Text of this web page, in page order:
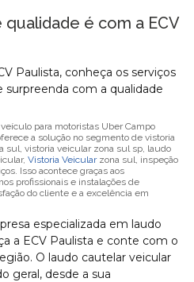
é com a ECV
Paulista, conheça os serviços
com a qualidade
para motoristas Uber Campo
a solução no segmento de vistoria
sul, vistoria veicular zona sul sp, laudo
Vistoria Veicularzona sul, inspeção
Isso acontece graças aos
profissionais e instalações de
do cliente e a excelência em
especializada em laudo
a ECV Paulista e conte com o
O laudo cautelar veicular
geral, desde a sua